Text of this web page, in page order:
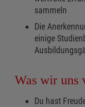
sammeln
Die
einige
Was wir uns
Du hast